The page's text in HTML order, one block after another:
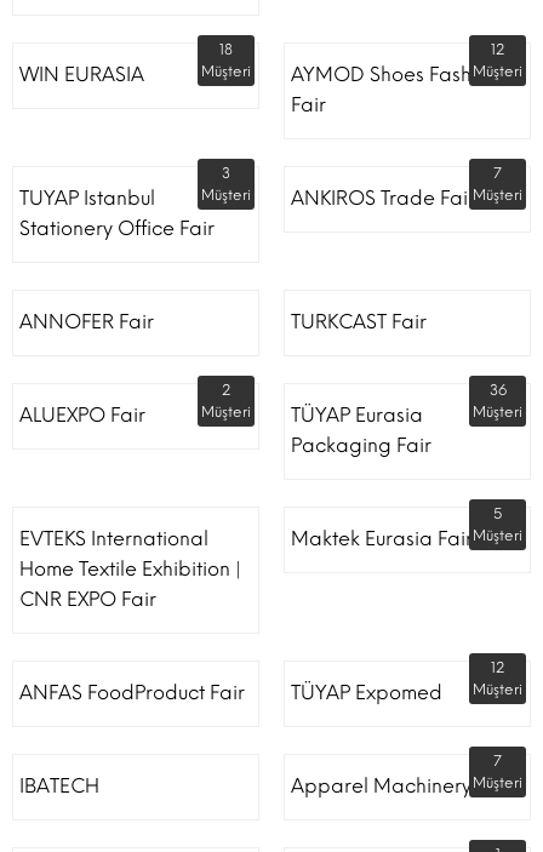
WIN EURASIA
18
Müşteri
AYMOD Shoes Fashion
Fair
12
Müşteri
TUYAP Istanbul
Stationery Office Fair
3
Müşteri
ANKIROS Trade Fairs
7
Müşteri
ANNOFER Fair TURKCAST Fair
ALUEXPO Fair
2
Müşteri
TÜYAP Eurasia
Packaging Fair
36
Müşteri
EVTEKS International
Home Textile Exhibition |
CNR EXPO Fair
Maktek Eurasia Fair
5
Müşteri
ANFAS FoodProduct Fair TÜYAP Expomed
12
Müşteri
IBATECH Apparel Machinery Fair
7
Müşteri